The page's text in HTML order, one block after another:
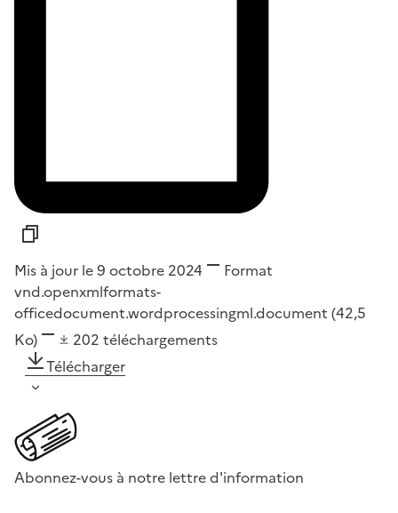
Mis à jour le 9 octobre 2024
Format
vnd.openxmlformats-
officedocument.wordprocessingml.document (42,5
Ko)
202 téléchargements
Télécharger
Abonnez-vous à notre lettre d'information